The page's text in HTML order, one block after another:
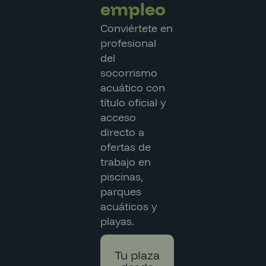
empleo
Conviértete en
profesional
del
socorrismo
acuático con
título oficial y
acceso
directo a
ofertas de
trabajo en
piscinas,
parques
acuáticos y
playas.
Tu plaza